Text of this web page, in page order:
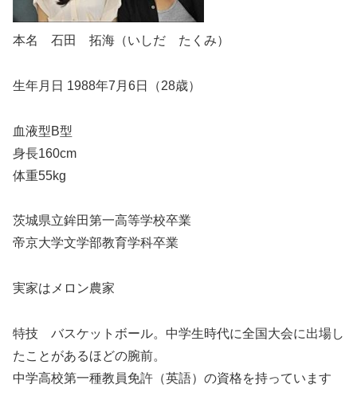
本名 石田 拓海（いしだ たくみ）
生年月日 1988年7月6日（28歳）
血液型B型
身長160cm
体重55kg
茨城県立鉾田第一高等学校卒業
帝京大学文学部教育学科卒業
実家はメロン農家
特技 バスケットボール。中学生時代に全国大会に出場し
たことがあるほどの腕前。
中学高校第一種教員免許（英語）の資格を持っています